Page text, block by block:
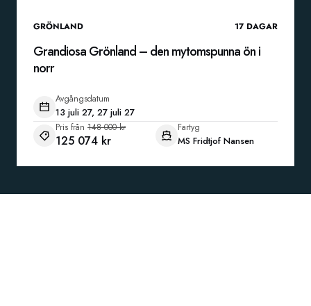
GRÖNLAND 17 DAGAR
Grandiosa Grönland – den mytomspunna ön i
norr
Avgångsdatum
13 juli 27, 27 juli 27
Pris från 148 000 kr
125 074 kr
Fartyg
MS Fridtjof Nansen